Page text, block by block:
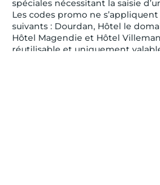
spéciales nécessitant la saisie
Les codes promo ne
suivants : Dourdan, Hôtel le
Hôtel Magendie et Hôtel
réutilisable et uniquement